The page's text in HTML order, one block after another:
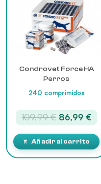
Condrovet Force HA
Perros
240 comprimidos
109,99€ El
precio
original
era:
109,99 €.
86,99 €El
es:
Añadir al carrito